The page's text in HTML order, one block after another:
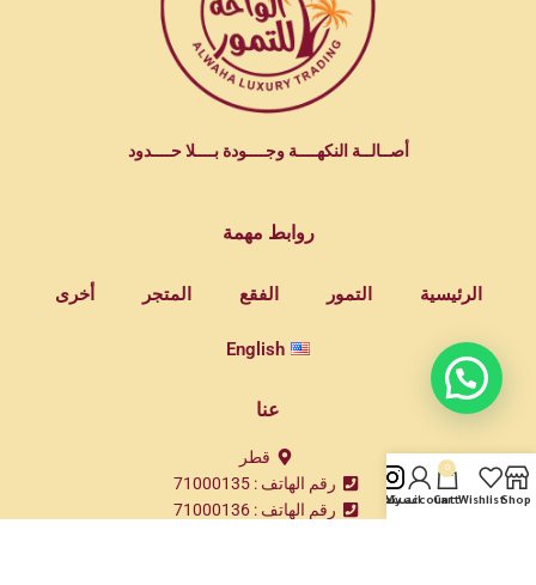
أصــالــة النكهــــة وجــــودة بــــلا حــــدود
روابط مهمة
الرئيسية التمور الفقع المتجر أخرى
English
عنا
قطر
رقم الهاتف : 71000135
رقم الهاتف : 71000136
Shop
Wishlist
0
Cart
My account
انستغرام